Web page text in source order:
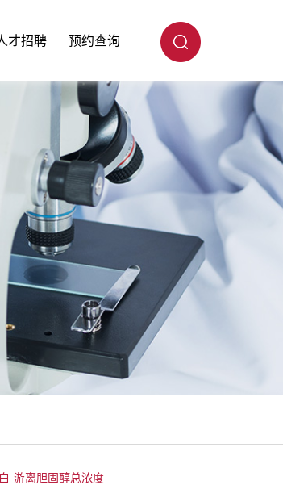
才招聘 预约查询
-游离胆固醇总浓度